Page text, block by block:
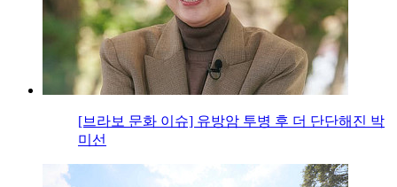
[브라보 문화 이슈] 유방암 투병 후 더 단단해진 박
미선